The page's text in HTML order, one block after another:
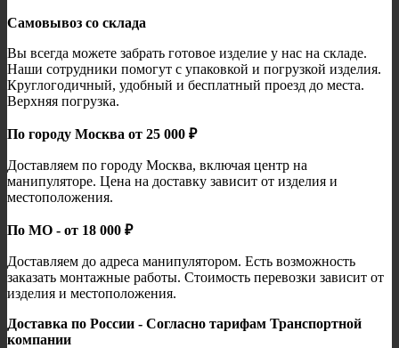
Самовывоз со склада
Вы всегда можете забрать готовое изделие у нас на складе.
Наши сотрудники помогут с упаковкой и погрузкой изделия.
Круглогодичный, удобный и бесплатный проезд до места.
Верхняя погрузка.
По городу Москва от 25 000 ₽
Доставляем по городу Москва, включая центр на
манипуляторе. Цена на доставку зависит от изделия и
местоположения.
По МО - от 18 000 ₽
Доставляем до адреса манипулятором. Есть возможность
заказать монтажные работы. Стоимость перевозки зависит от
изделия и местоположения.
Доставка по России - Согласно тарифам Транспортной
компании